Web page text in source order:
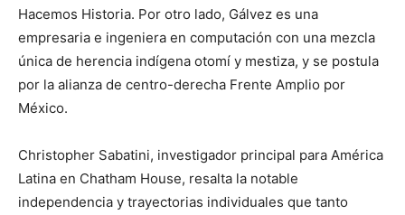
Hacemos Historia. Por otro lado, Gálvez es una
empresaria e ingeniera en computación con una mezcla
única de herencia indígena otomí y mestiza, y se postula
por la alianza de centro-derecha Frente Amplio por
México.
Christopher Sabatini, investigador principal para América
Latina en Chatham House, resalta la notable
independencia y trayectorias individuales que tanto